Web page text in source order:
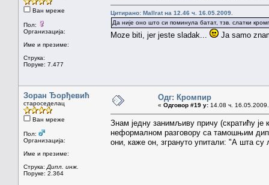
Ван мреже
Пол:
Организација:
Име и презиме:
Струка:
Поруке: 7.477
Цитирано: Mallrat на 12.46 ч. 16.05.2009.
Да није оно што си поминула батат, тзв. слатки
Moze biti, jer jeste sladak... Ja samo
Зоран Ђорђевић
староседелац
Ван мреже
Пол:
Организација:
Име и презиме:
Струка: Дипл. инж.
Поруке: 2.364
Одг: Кромпир
« Одговор #19 у: 14.08 ч.
Знам једну занимљиву причу (скратићу је
неформалном разговору са тамошњим
они, каже он, згрануто упитали: "А шта су